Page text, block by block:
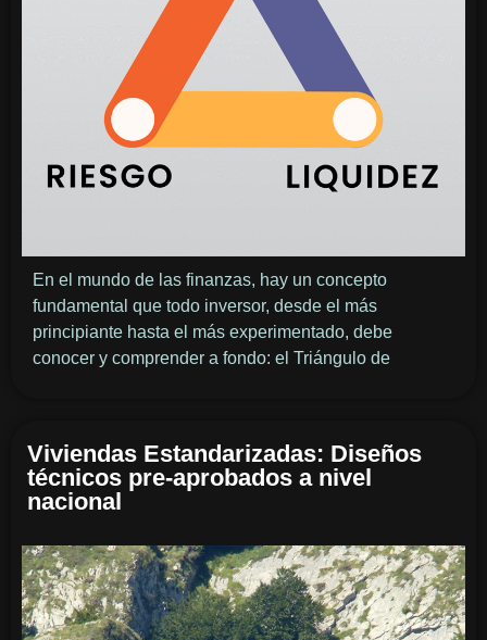
En el mundo de las finanzas, hay un concepto
fundamental que todo inversor, desde el más
principiante hasta el más experimentado, debe
conocer y comprender a fondo: el Triángulo de
Viviendas Estandarizadas: Diseños
técnicos pre-aprobados a nivel
nacional